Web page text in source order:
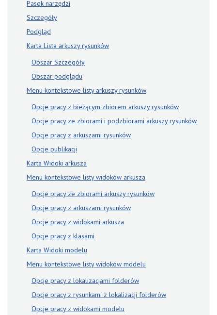
Pasek narzędzi
Szczegóły
Podgląd
Karta Lista arkuszy rysunków
Obszar Szczegóły
Obszar podglądu
Menu kontekstowe listy arkuszy rysunków
Opcje pracy z bieżącym zbiorem arkuszy rysunków
Opcje pracy ze zbiorami i podzbiorami arkuszy rysunków
Opcje pracy z arkuszami rysunków
Opcje publikacji
Karta Widoki arkusza
Menu kontekstowe listy widoków arkusza
Opcje pracy ze zbiorami arkuszy rysunków
Opcje pracy z arkuszami rysunków
Opcje pracy z widokami arkusza
Opcje pracy z klasami
Karta Widoki modelu
Menu kontekstowe listy widoków modelu
Opcje pracy z lokalizacjami folderów
Opcje pracy z rysunkami z lokalizacji folderów
Opcje pracy z widokami modelu